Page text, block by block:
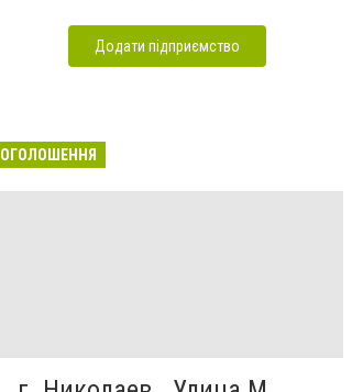
Додати підприємство
ОГОЛОШЕННЯ